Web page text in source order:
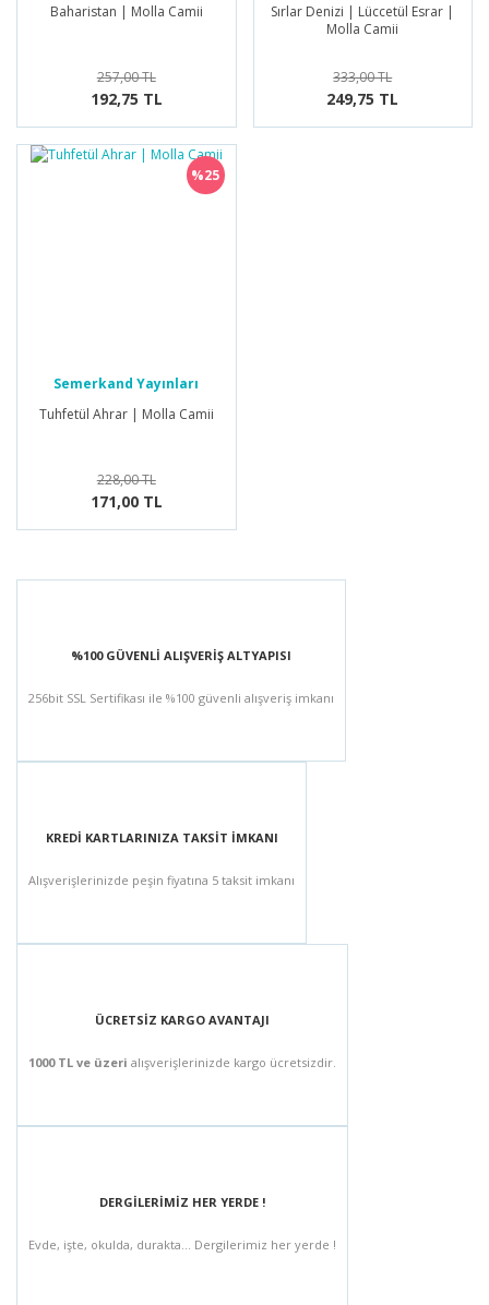
Baharistan | Molla Camii
257,00 TL
192,75 TL
Sırlar Denizi | Lüccetül Esrar |
Molla Camii
333,00 TL
249,75 TL
%25
Semerkand Yayınları
Tuhfetül Ahrar | Molla Camii
228,00 TL
171,00 TL
%100 GÜVENLİ ALIŞVERİŞ ALTYAPISI
256bit SSL Sertifikası ile %100 güvenli alışveriş imkanı
KREDİ KARTLARINIZA TAKSİT İMKANI
Alışverişlerinizde peşin fiyatına 5 taksit imkanı
ÜCRETSİZ KARGO AVANTAJI
1000 TL ve üzeri alışverişlerinizde kargo ücretsizdir.
DERGİLERİMİZ HER YERDE !
Evde, işte, okulda, durakta... Dergilerimiz her yerde !